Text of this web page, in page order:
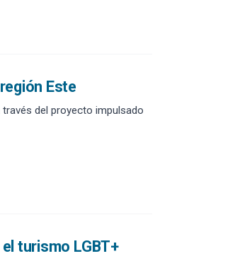
Este
del proyecto impulsado
turismo LGBT+